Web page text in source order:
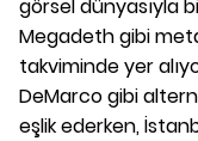
görsel dünyasıyla
Megadeth gibi
takviminde yer
DeMarco gibi
eşlik ederken,